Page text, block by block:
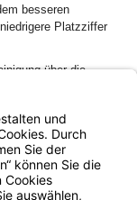
besseren
Platzziffer
über die
Prüflinge ein
bestanden haben.
Prüflinge erteilt, so